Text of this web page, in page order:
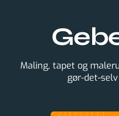
Maling, tapet og
gør-det-